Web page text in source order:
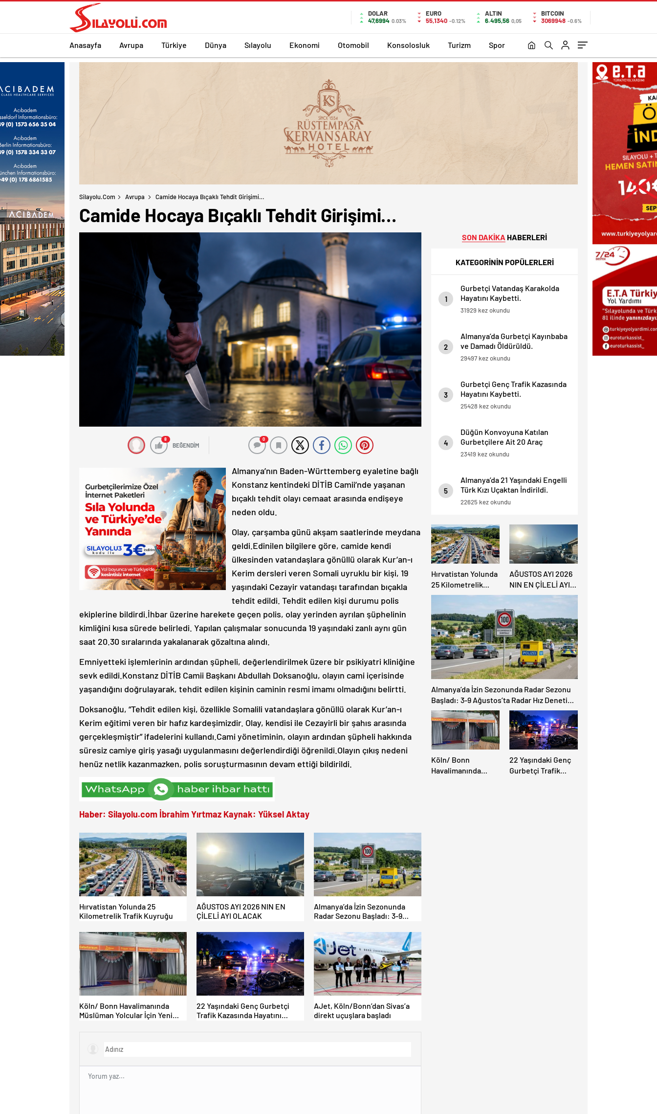
DOLAR
47,6994 0.03%
EURO
55,1340 -0.12%
ALTIN
6.495,56 0,05
BITCOIN
3069948 -0.6%
Anasayfa Avrupa Türkiye Dünya Sılayolu Ekonomi Otomobil Konsolosluk Turizm Spor
Silayolu.com Avrupa Camide Hocaya Bıçaklı Tehdit Girişimi…
Camide Hocaya Bıçaklı Tehdit Girişimi…
8
BEĞENDİM
0
Almanya’nın Baden-Württemberg eyaletine bağlı
Konstanz kentindeki DİTİB Camii’nde yaşanan
bıçaklı tehdit olayı cemaat arasında endişeye
neden oldu.
Olay, çarşamba günü akşam saatlerinde meydana
geldi.Edinilen bilgilere göre, camide kendi
ülkesinden vatandaşlara gönüllü olarak Kur’an-ı
Kerim dersleri veren Somali uyruklu bir kişi, 19
yaşındaki Cezayir vatandaşı tarafından bıçakla
tehdit edildi. Tehdit edilen kişi durumu polis
ekiplerine bildirdi.İhbar üzerine harekete geçen polis, olay yerinden ayrılan şüphelinin
kimliğini kısa sürede belirledi. Yapılan çalışmalar sonucunda 19 yaşındaki zanlı aynı gün
saat 20.30 sıralarında yakalanarak gözaltına alındı.
Emniyetteki işlemlerinin ardından şüpheli, değerlendirilmek üzere bir psikiyatri kliniğine
sevk edildi.Konstanz DİTİB Camii Başkanı Abdullah Doksanoğlu, olayın cami içerisinde
yaşandığını doğrulayarak, tehdit edilen kişinin caminin resmi imamı olmadığını belirtti.
Doksanoğlu, “Tehdit edilen kişi, özellikle Somalili vatandaşlara gönüllü olarak Kur’an-ı
Kerim eğitimi veren bir hafız kardeşimizdir. Olay, kendisi ile Cezayirli bir şahıs arasında
gerçekleşmiştir” ifadelerini kullandı.Cami yönetiminin, olayın ardından şüpheli hakkında
süresiz camiye giriş yasağı uygulanmasını değerlendirdiği öğrenildi.Olayın çıkış nedeni
henüz netlik kazanmazken, polis soruşturmasının devam ettiği bildirildi.
Haber: Silayolu.com İbrahim Yırtmaz Kaynak: Yüksel Aktay
Hırvatistan Yolunda 25
Kilometrelik Trafik Kuyruğu
AĞUSTOS AYI 2026 NIN EN
ÇİLELİ AYI OLACAK
Almanya’da İzin Sezonunda
Radar Sezonu Başladı: 3-9
Yapılacak!
Köln/ Bonn Havalimanında
Müslüman Yolcular İçin Yeni
22 Yaşındaki Genç Gurbetçi
Trafik Kazasında Hayatını
AJet, Köln/Bonn’dan Sivas’a
direkt uçuşlara başladı
SON DAKİKA HABERLERİ
KATEGORİNİN POPÜLERLERİ
1
Gurbetçi Vatandaş Karakolda
Hayatını Kaybetti.
31929 kez okundu
2
Almanya’da Gurbetçi Kayınbaba
ve Damadı Öldürüldü.
29497 kez okundu
3
Gurbetçi Genç Trafik Kazasında
Hayatını Kaybetti.
25428 kez okundu
4
Düğün Konvoyuna Katılan
Gurbetçilere Ait 20 Araç
Trafikten Men Edildi.
23419 kez okundu
5
Almanya’da 21 Yaşındaki Engelli
Türk Kızı Uçaktan İndirildi.
Detaylar Haberde.
22625 kez okundu
Hırvatistan Yolunda
25 Kilometrelik
Trafik Kuyruğu
AĞUSTOS AYI 2026
NIN EN ÇİLELİ AYI
OLACAK
Almanya’da İzin Sezonunda Radar Sezonu
Başladı: 3-9 Ağustos’ta Radar Hız Denetimi
Yapılacak!
Köln/ Bonn
Havalimanında
22 Yaşındaki Genç
Gurbetçi Trafik